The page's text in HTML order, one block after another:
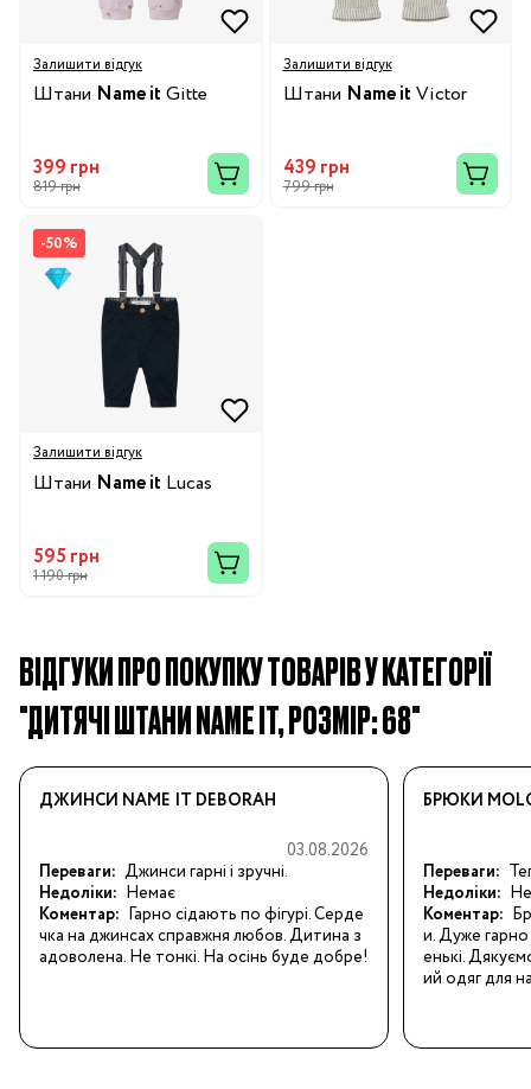
Залишити відгук
Штани Name it Gitte
399 грн
819 грн
Залишити відгук
Штани Name it Victor
439 грн
799 грн
-50%
Залишити відгук
Штани Name it Lucas
595 грн
1 190 грн
ВІДГУКИ ПРО ПОКУПКУ ТОВАРІВ У КАТЕГОРІЇ
"ДИТЯЧІ ШТАНИ NAME IT, РОЗМІР: 68"
ДЖИНСИ NAME IT DEBORAH
03.08.2026
Переваги: Джинси гарні і зручні.
Недоліки: Немає
Коментар: Гарно сідають по фігурі. Серде
чка на джинсах справжня любов. Дитина з
адоволена. Не тонкі. На осінь буде добре!
БРЮКИ
Переваги:
Недоліки:
Коментар:
и. Дуже гарно
енькі.
ий одяг для